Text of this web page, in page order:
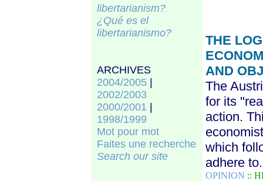
libertarianism?
¿Qué es el
libertarianismo?
ARCHIVES
2004/2005
2002/2003
2000/2001
1998/1999
Mot pour mot
Faites une recherche
Search our site
THE
AND
The
for its
action.
which
adhere to.
OPINION ::